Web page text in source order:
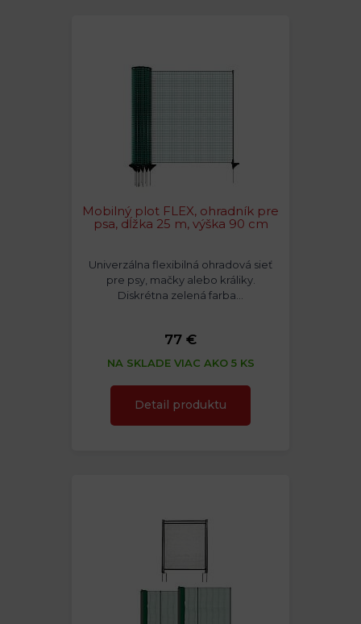
Mobilný plot FLEX, ohradník pre
psa, dĺžka 25 m, výška 90 cm
Univerzálna flexibilná ohradová sieť
pre psy, mačky alebo králiky.
Diskrétna zelená farba…
77 €
NA SKLADE VIAC AKO 5 KS
Detail produktu